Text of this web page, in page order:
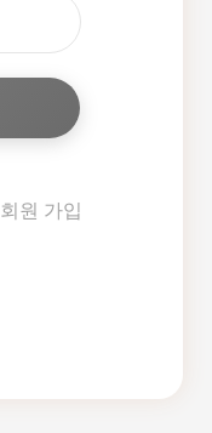
회원 가입